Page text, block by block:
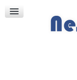
Crkva sv. Marka
Put k Bogu